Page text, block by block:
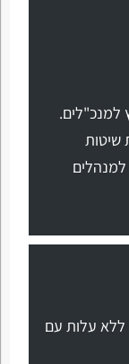
למנכ"לים.
שיטות
למנהלים
שיחת ייעוץ של 30 דק' ללא עלות עם